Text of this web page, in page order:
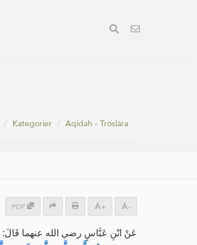
Kategorier Aqidah - Troslära
PDF + -
عَنْ ابْنِ عَبَّاسٍ رضي الله عنهما قَالَ: